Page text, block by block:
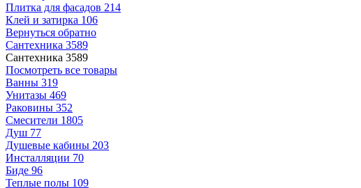
Плитка для фасадов 214
Клей и затирка 106
Вернуться обратно
Сантехника 3589
Сантехника 3589
Посмотреть все товары
Ванны 319
Унитазы 469
Раковины 352
Смесители 1805
Душ 77
Душевые кабины 203
Инсталляции 70
Биде 96
Теплые полы 109